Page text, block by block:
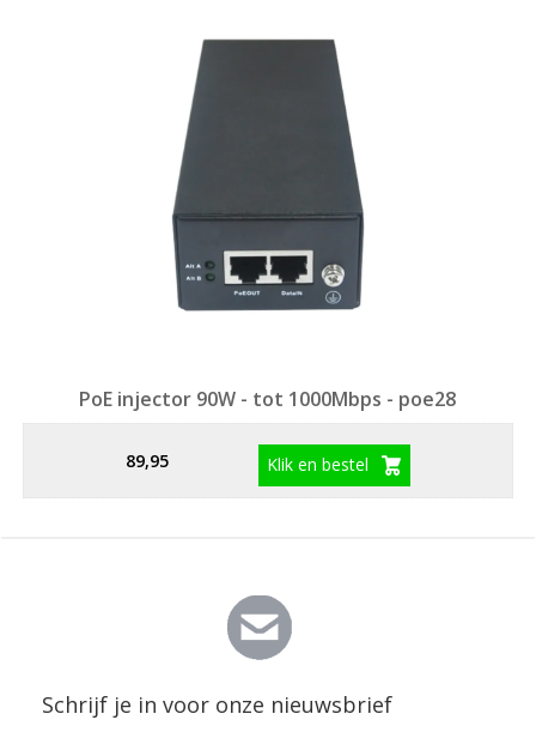
PoE injector 90W - tot 1000Mbps - poe28
89,95 Klik en bestel
Schrijf je in voor onze nieuwsbrief